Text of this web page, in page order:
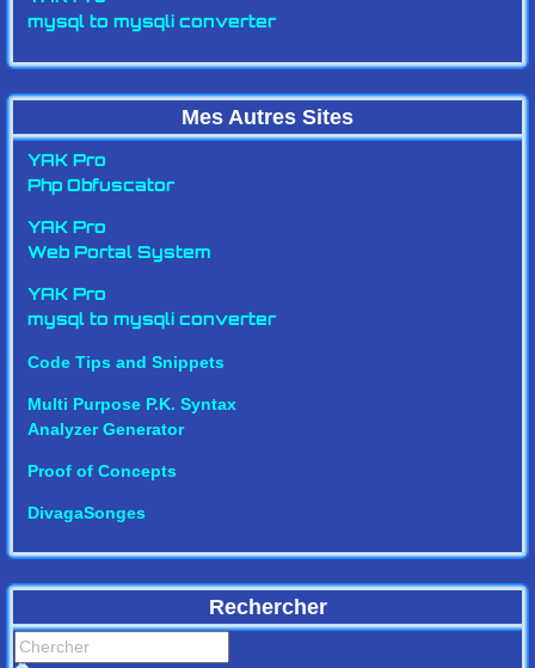
mysql to mysqli converter
Mes Autres Sites
YAK Pro
Php Obfuscator
YAK Pro
Web Portal System
YAK Pro
mysql to mysqli converter
Code Tips and Snippets
Multi Purpose P.K. Syntax
Analyzer Generator
Proof of Concepts
DivagaSonges
Rechercher